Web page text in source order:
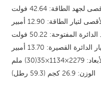
لجهد الطاقة: 42.64
فولت
لتيار الطاقة: 12.90 أمبير
المفتوحة: 50.22 فولت
الدائرة القصيرة: 13.70 أمبير
2279×1134×35(30) ملم
الوزن: 26.9 كجم (59.3 رطل)